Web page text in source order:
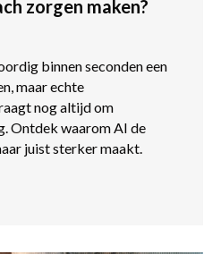
zorgen maken?
binnen seconden een
maar echte
nog altijd om
Ontdek waarom AI de
juist sterker maakt.